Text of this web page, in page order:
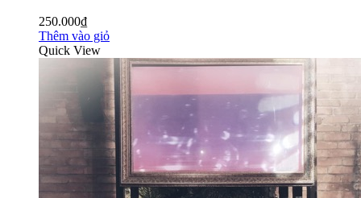
250.000₫
Thêm vào giỏ
Quick View